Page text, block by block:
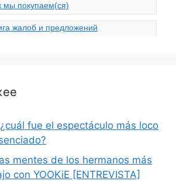
мы покупаем(ся)
жалоб и предложений
fue el espectáculo más loco
mentes de los hermanos más
con YOOKiE [ENTREVISTA]